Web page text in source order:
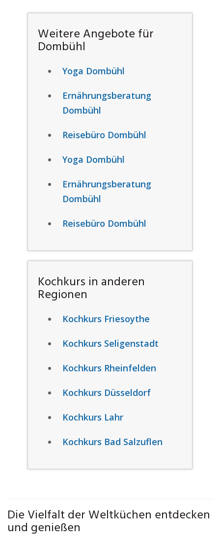
Weitere Angebote für
Dombühl
Yoga Dombühl
Ernährungsberatung
Dombühl
Reisebüro Dombühl
Yoga Dombühl
Ernährungsberatung
Dombühl
Reisebüro Dombühl
Kochkurs in anderen
Regionen
Kochkurs Friesoythe
Kochkurs Seligenstadt
Kochkurs Rheinfelden
Kochkurs Düsseldorf
Kochkurs Lahr
Kochkurs Bad Salzuflen
Die Vielfalt der Weltküchen entdecken
und genießen